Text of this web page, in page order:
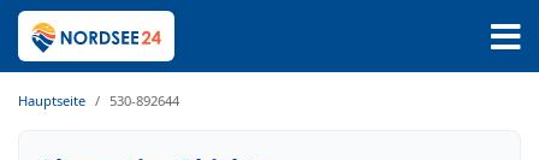
Hauptseite 530-892644